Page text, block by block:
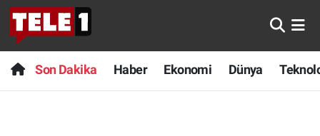
Son Dakika Haber Ekonomi Dünya
Anında Manşet
Başka Sohbetler
Son Dakika
Haber
Nöbetçi Eczaneler
Hava Durumu